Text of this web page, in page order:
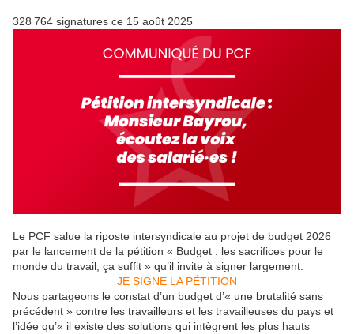
328 764 signatures ce 15 août 2025
Le PCF salue la riposte intersyndicale au projet de budget 2026
par le lancement de la pétition « Budget : les sacrifices pour le
monde du travail, ça suffit » qu’il invite à signer largement.
JE SIGNE LA PÉTITION
Nous partageons le constat d’un budget d’« une brutalité sans
précédent » contre les travailleurs et les travailleuses du pays et
l’idée qu’« il existe des solutions qui intègrent les plus hauts